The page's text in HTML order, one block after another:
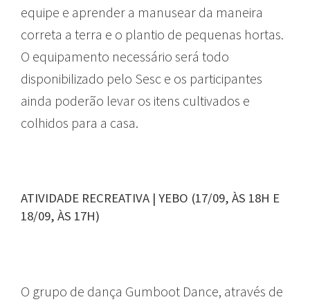
equipe e aprender a manusear da maneira
correta a terra e o plantio de pequenas hortas.
O equipamento necessário será todo
disponibilizado pelo Sesc e os participantes
ainda poderão levar os itens cultivados e
colhidos para a casa.
ATIVIDADE RECREATIVA | YEBO (17/09, ÀS 18H E
18/09, ÀS 17H)
O grupo de dança Gumboot Dance, através de